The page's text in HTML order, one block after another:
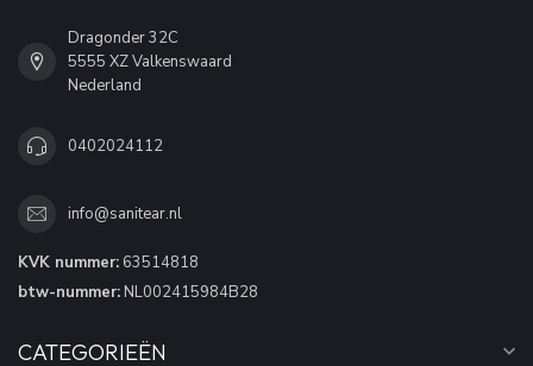
Dragonder 32C
5555 XZ Valkenswaard
Nederland
0402024112
info@sanitear.nl
KVK nummer: 63514818
btw-nummer: NL002415984B28
CATEGORIEËN